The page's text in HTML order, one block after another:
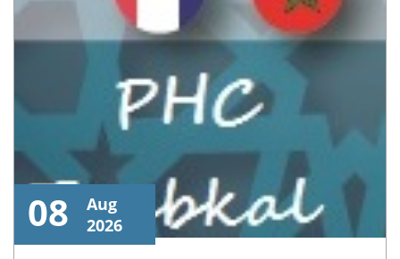
08
Aug
2026